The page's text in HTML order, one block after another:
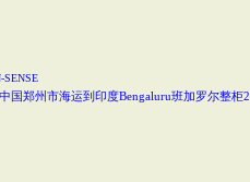
SENSE
国郑州市海运到印度Bengaluru班加罗尔整柜